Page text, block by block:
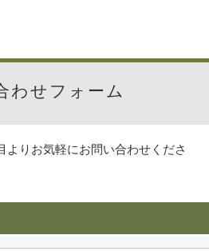
わせフォーム
よりお気軽にお問い合わせくださ